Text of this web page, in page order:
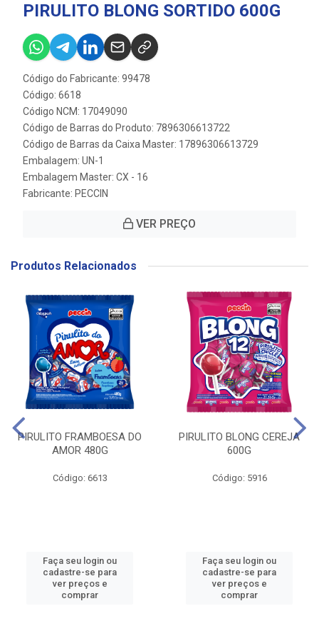
PIRULITO BLONG SORTIDO 600G
Código do Fabricante: 99478
Código: 6618
Código NCM: 17049090
Código de Barras do Produto: 7896306613722
Código de Barras da Caixa Master: 17896306613729
Embalagem: UN-1
Embalagem Master: CX - 16
Fabricante: PECCIN
VER PREÇO
Produtos Relacionados
PIRULITO FRAMBOESA DO
AMOR 480G
Código: 6613
Faça seu login ou
cadastre-se para
ver preços e
comprar
PIRULITO BLONG CEREJA
600G
Código: 5916
Faça seu login ou
cadastre-se para
ver preços e
comprar